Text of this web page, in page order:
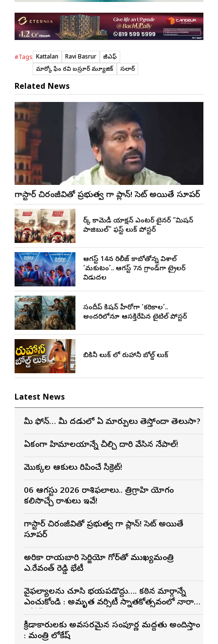
#Tags Kattalan Ravi Basrur
కేజీఎఫ్
మార్కో ఫేం రవి బస్రూర్ మ్యూజిక్
సలార్
Related News
మెగాస్టార్ చిరంజీవితో ప్రభుత్వ మెగా ప్లాన్! సెట్ అయితే సూపర్
డార్క్ కామెడీ యాక్షన్ ఎంటర్ టైనర్ “మిషన్
పాజిబుల్” ఫస్ట్ లుక్ పోస్టర్
ఆగస్ట్ 14న రిలీజ్ కాబోతోన్న విశాల్
‘మకుటం’.. ఆగస్ట్ 7న గ్రాండ్‌గా ట్రైలర్
విడుదల
సందీప్ కిషన్ హీరోగా ‘కరికాల’..
అందరిలోనూ ఆసక్తిరేపిన టైటిల్ పోస్టర్
బికినీ లుక్ లో రుహానీ బోల్డ్ లుక్
Latest News
మీ ఫోన్… మీ మెదడులో ఏ మార్పులు తెస్తోందా తెలుసా?
ఏకంగా హిమాలయాన్నే చీల్చి దారి వేసిన నేపాల్!
మొక్కల ఆకులు మెరిపించే సీక్రెట్!
06 ఆగస్టు 2026 రాశిఫలాలు.. త్రిగ్రాహి యోగం
కలిసొచ్చే రాశులు ఇవే!
మెగాస్టార్ చిరంజీవితో ప్రభుత్వ మెగా ప్లాన్! సెట్ అయితే
సూపర్
అమెరికా రాయబారి సెర్జియో గోర్‌తో ముఖ్యమంత్రి
ఎ.రేవంత్ రెడ్డి భేటీ
వైఫల్యాలను చూసి భయపడొద్దు…. కఠిన మార్గాన్నే
ఎంచుకోండి : అమృత వర్సిటీ స్నాతకోత్సవంలో నారా
క్రీడాకారులకు అవసరమైన సంపూర్ణ మద్దతు అందిస్తాం
: మంత్రి లోకేష్